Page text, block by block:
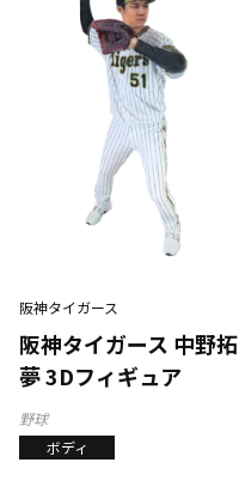
阪神タイガース
阪神タイガース 中野拓
夢 3Dフィギュア
野球
ボディ